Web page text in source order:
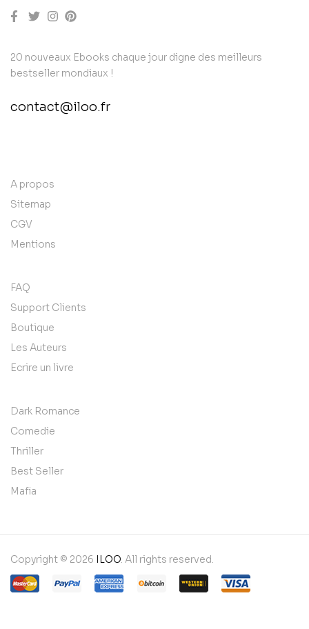
20 nouveaux Ebooks chaque jour digne des meilleurs
bestseller mondiaux !
contact@iloo.fr
A propos
Sitemap
CGV
Mentions
FAQ
Support Clients
Boutique
Les Auteurs
Ecrire un livre
Dark Romance
Comedie
Thriller
Best Seller
Mafia
Copyright © 2026 ILOO. All rights reserved.